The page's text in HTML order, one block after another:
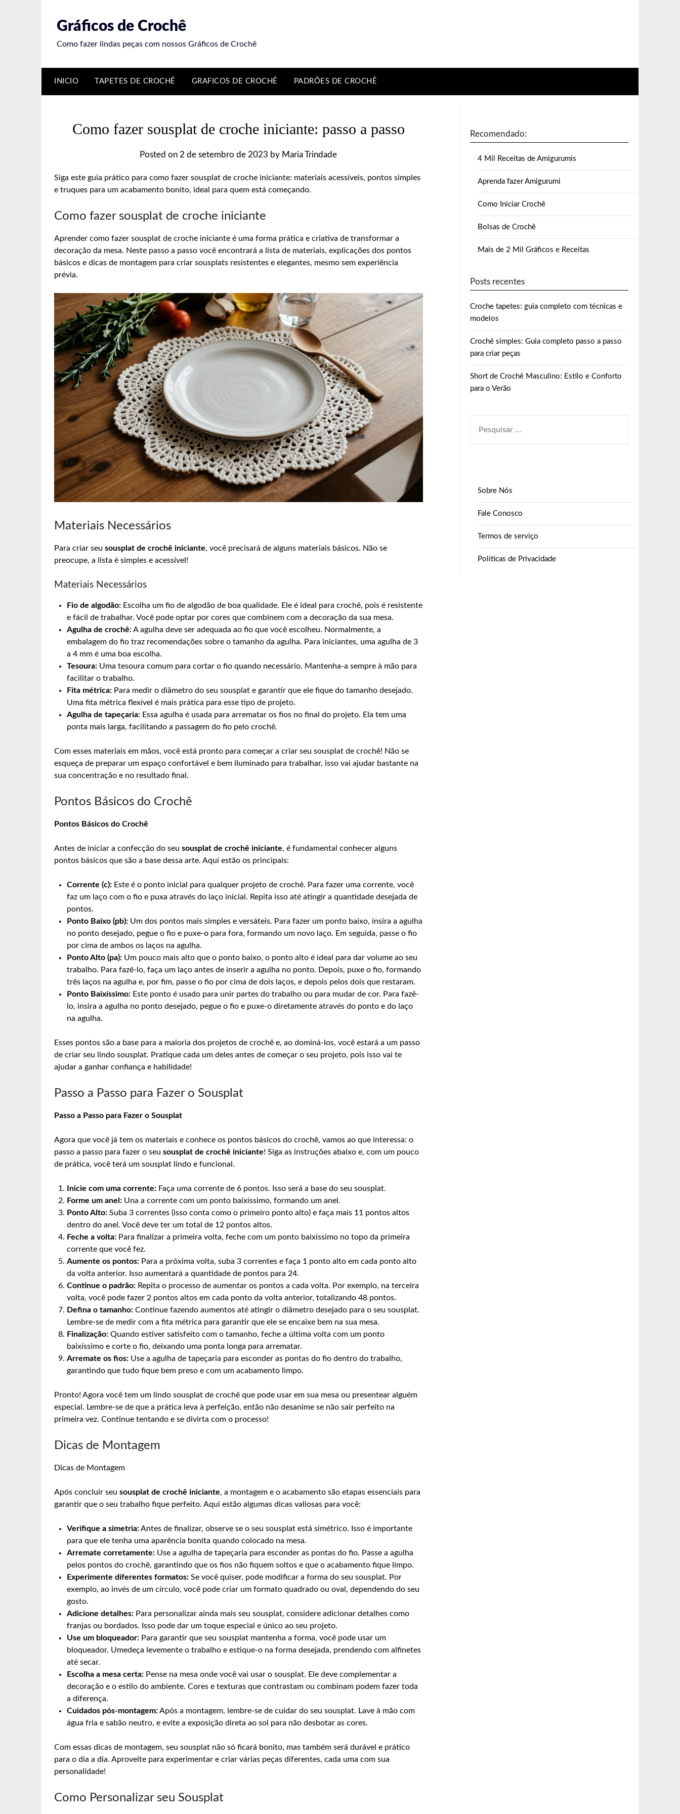
Gráficos de Crochê
Como fazer lindas peças com nossos Gráficos de Crochê
INICIO TAPETES DE CROCHÊ GRAFICOS DE CROCHÊ PADRÕES DE CROCHÊ
Como fazer sousplat de croche iniciante: passo a passo
Posted on 2 de setembro de 2023 by Maria Trindade
Siga este guia prático para como fazer sousplat de croche iniciante: materiais acessíveis, pontos simples
e truques para um acabamento bonito, ideal para quem está começando.
Como fazer sousplat de croche iniciante
Aprender como fazer sousplat de croche iniciante é uma forma prática e criativa de transformar a
decoração da mesa. Neste passo a passo você encontrará a lista de materiais, explicações dos pontos
básicos e dicas de montagem para criar sousplats resistentes e elegantes, mesmo sem experiência
prévia.
Materiais Necessários
Para criar seu sousplat de crochê iniciante, você precisará de alguns materiais básicos. Não se
preocupe, a lista é simples e acessível!
Materiais Necessários
Fio de algodão: Escolha um fio de algodão de boa qualidade. Ele é ideal para crochê, pois é resistente
e fácil de trabalhar. Você pode optar por cores que combinem com a decoração da sua mesa.
Agulha de crochê:A agulha deve ser adequada ao fio que você escolheu. Normalmente, a
embalagem do fio traz recomendações sobre o tamanho da agulha. Para iniciantes, uma agulha de 3
a 4 mm é uma boa escolha.
Tesoura: Uma tesoura comum para cortar o fio quando necessário. Mantenha-a sempre à mão para
facilitar o trabalho.
Fita métrica: Para medir o diâmetro do seu sousplat e garantir que ele fique do tamanho desejado.
Uma fita métrica flexível é mais prática para esse tipo de projeto.
Agulha de tapeçaria: Essa agulha é usada para arrematar os fios no final do projeto. Ela tem uma
ponta mais larga, facilitando a passagem do fio pelo crochê.
Com esses materiais em mãos, você está pronto para começar a criar seu sousplat de crochê! Não se
esqueça de preparar um espaço confortável e bem iluminado para trabalhar, isso vai ajudar bastante na
sua concentração e no resultado final.
Pontos Básicos do Crochê
Pontos Básicos do Crochê
Antes de iniciar a confecção do seu sousplat de crochê iniciante, é fundamental conhecer alguns
pontos básicos que são a base dessa arte. Aqui estão os principais:
Corrente (c): Este é o ponto inicial para qualquer projeto de crochê. Para fazer uma corrente, você
faz um laço com o fio e puxa através do laço inicial. Repita isso até atingir a quantidade desejada de
pontos.
Ponto Baixo (pb): Um dos pontos mais simples e versáteis. Para fazer um ponto baixo, insira a agulha
no ponto desejado, pegue o fio e puxe-o para fora, formando um novo laço. Em seguida, passe o fio
por cima de ambos os laços na agulha.
Ponto Alto (pa): Um pouco mais alto que o ponto baixo, o ponto alto é ideal para dar volume ao seu
trabalho. Para fazê-lo, faça um laço antes de inserir a agulha no ponto. Depois, puxe o fio, formando
três laços na agulha e, por fim, passe o fio por cima de dois laços, e depois pelos dois que restaram.
Ponto Baixíssimo: Este ponto é usado para unir partes do trabalho ou para mudar de cor. Para fazê-
lo, insira a agulha no ponto desejado, pegue o fio e puxe-o diretamente através do ponto e do laço
na agulha.
Esses pontos são a base para a maioria dos projetos de crochê e, ao dominá-los, você estará a um passo
de criar seu lindo sousplat. Pratique cada um deles antes de começar o seu projeto, pois isso vai te
ajudar a ganhar confiança e habilidade!
Passo a Passo para Fazer o Sousplat
Passo a Passo para Fazer o Sousplat
Agora que você já tem os materiais e conhece os pontos básicos do crochê, vamos ao que interessa: o
passo a passo para fazer o seu sousplat de crochê iniciante! Siga as instruções abaixo e, com um pouco
de prática, você terá um sousplat lindo e funcional.
Inicie com uma corrente: Faça uma corrente de 6 pontos. Isso será a base do seu sousplat.
Forme um anel: Una a corrente com um ponto baixíssimo, formando um anel.
Ponto Alto: Suba 3 correntes (isso conta como o primeiro ponto alto) e faça mais 11 pontos altos
dentro do anel. Você deve ter um total de 12 pontos altos.
Feche a volta: Para finalizar a primeira volta, feche com um ponto baixíssimo no topo da primeira
corrente que você fez.
Aumente os pontos: Para a próxima volta, suba 3 correntes e faça 1 ponto alto em cada ponto alto
da volta anterior. Isso aumentará a quantidade de pontos para 24.
Continue o padrão: Repita o processo de aumentar os pontos a cada volta. Por exemplo, na terceira
volta, você pode fazer 2 pontos altos em cada ponto da volta anterior, totalizando 48 pontos.
Defina o tamanho: Continue fazendo aumentos até atingir o diâmetro desejado para o seu sousplat.
Lembre-se de medir com a fita métrica para garantir que ele se encaixe bem na sua mesa.
Finalização: Quando estiver satisfeito com o tamanho, feche a última volta com um ponto
baixíssimo e corte o fio, deixando uma ponta longa para arrematar.
Arremate os fios: Use a agulha de tapeçaria para esconder as pontas do fio dentro do trabalho,
garantindo que tudo fique bem preso e com um acabamento limpo.
Pronto! Agora você tem um lindo sousplat de crochê que pode usar em sua mesa ou presentear alguém
especial. Lembre-se de que a prática leva à perfeição, então não desanime se não sair perfeito na
primeira vez. Continue tentando e se divirta com o processo!
Dicas de Montagem
Dicas de Montagem
Após concluir seu sousplat de crochê iniciante, a montagem e o acabamento são etapas essenciais para
garantir que o seu trabalho fique perfeito. Aqui estão algumas dicas valiosas para você:
Verifique a simetria:Antes de finalizar, observe se o seu sousplat está simétrico. Isso é importante
para que ele tenha uma aparência bonita quando colocado na mesa.
Arremate corretamente: Use a agulha de tapeçaria para esconder as pontas do fio. Passe a agulha
pelos pontos do crochê, garantindo que os fios não fiquem soltos e que o acabamento fique limpo.
Experimente diferentes formatos: Se você quiser, pode modificar a forma do seu sousplat. Por
exemplo, ao invés de um círculo, você pode criar um formato quadrado ou oval, dependendo do seu
gosto.
Adicione detalhes: Para personalizar ainda mais seu sousplat, considere adicionar detalhes como
franjas ou bordados. Isso pode dar um toque especial e único ao seu projeto.
Use um bloqueador: Para garantir que seu sousplat mantenha a forma, você pode usar um
bloqueador. Umedeça levemente o trabalho e estique-o na forma desejada, prendendo com alfinetes
até secar.
Escolha a mesa certa: Pense na mesa onde você vai usar o sousplat. Ele deve complementar a
decoração e o estilo do ambiente. Cores e texturas que contrastam ou combinam podem fazer toda
a diferença.
Cuidados pós-montagem:Após a montagem, lembre-se de cuidar do seu sousplat. Lave à mão com
água fria e sabão neutro, e evite a exposição direta ao sol para não desbotar as cores.
Com essas dicas de montagem, seu sousplat não só ficará bonito, mas também será durável e prático
para o dia a dia. Aproveite para experimentar e criar várias peças diferentes, cada uma com sua
personalidade!
Como Personalizar seu Sousplat
Recomendado:
4 Mil Receitas de Amigurumis
Aprenda fazer Amigurumi
Como Iniciar Crochê
Bolsas de Crochê
Mais de 2 Mil Gráficos e Receitas
Posts recentes
Croche tapetes: guia completo com técnicas e
modelos
Crochê simples: Guia completo passo a passo
para criar peças
Short de Crochê Masculino: Estilo e Conforto
para o Verão
POR:
Sobre Nós
Fale Conosco
Termos de serviço
Políticas de Privacidade